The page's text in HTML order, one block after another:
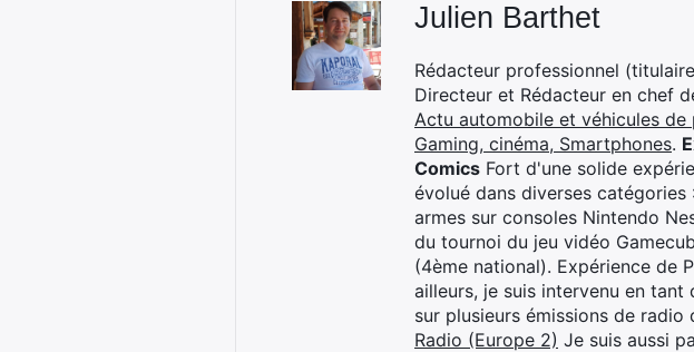
Julien Barthet
Rédacteur professionnel
Directeur et Rédacteur en chef
Actu automobile et véhicules de
Gaming, cinéma, Smartphones.
Comics Fort d'une solide
évolué dans diverses
armes sur consoles Nintendo
du tournoi du jeu vidéo
(4ème national). Expérience de
ailleurs, je suis intervenu en
sur plusieurs émissions de
Radio (Europe 2) Je suis aussi